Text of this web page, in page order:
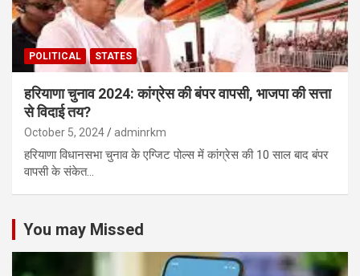
POLITICAL STATES
हरियाणा चुनाव 2024: कांग्रेस की बंपर वापसी, भाजपा की सत्ता
से विदाई तय?
October 5, 2024 adminrkm
हरियाणा विधानसभा चुनाव के एग्जिट पोल्स में कांग्रेस की 10 साल बाद बंपर
वापसी के संकेत…
You may Missed